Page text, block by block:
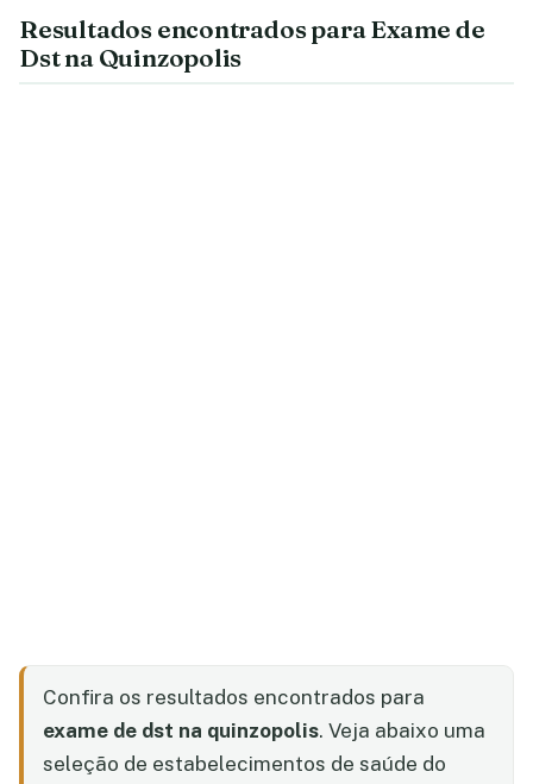
Resultados encontrados para Exame de
Dst na Quinzopolis
Confira os resultados encontrados para
exame de dst na quinzopolis. Veja abaixo uma
seleção de estabelecimentos de saúde do